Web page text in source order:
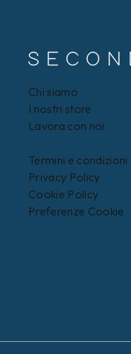
Chi siamo
I nostri store
Lavora con noi
Termini e condizioni
Privacy Policy
Cookie Policy
Preferenze Cookie